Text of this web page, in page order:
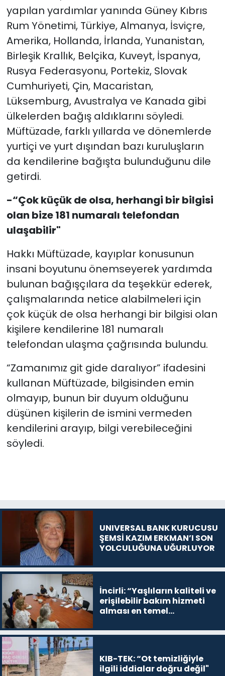
yapılan yardımlar yanında Güney Kıbrıs
Rum Yönetimi, Türkiye, Almanya, İsviçre,
Amerika, Hollanda, İrlanda, Yunanistan,
Birleşik Krallık, Belçika, Kuveyt, İspanya,
Rusya Federasyonu, Portekiz, Slovak
Cumhuriyeti, Çin, Macaristan,
Lüksemburg, Avustralya ve Kanada gibi
ülkelerden bağış aldıklarını söyledi.
Müftüzade, farklı yıllarda ve dönemlerde
yurtiçi ve yurt dışından bazı kuruluşların
da kendilerine bağışta bulunduğunu dile
getirdi.
-“Çok küçük de olsa, herhangi bir bilgisi
olan bize 181 numaralı telefondan
ulaşabilir"
Hakkı Müftüzade, kayıplar konusunun
insani boyutunu önemseyerek yardımda
bulunan bağışçılara da teşekkür ederek,
çalışmalarında netice alabilmeleri için
çok küçük de olsa herhangi bir bilgisi olan
kişilere kendilerine 181 numaralı
telefondan ulaşma çağrısında bulundu.
“Zamanımız git gide daralıyor” ifadesini
kullanan Müftüzade, bilgisinden emin
olmayıp, bunun bir duyum olduğunu
düşünen kişilerin de ismini vermeden
kendilerini arayıp, bilgi verebileceğini
söyledi.
UNIVERSAL BANK KURUCUSU
ŞEMSİ KAZIM ERKMAN’I SON
YOLCULUĞUNA UĞURLUYOR
İncirli: “Yaşlıların kaliteli ve
erişilebilir bakım hizmeti
alması en temel
KIB-TEK: “Ot temizliğiyle
ilgili iddialar doğru değil"